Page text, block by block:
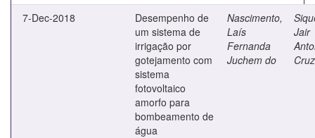
7-Dec-2018
Desempenho de
um sistema de
irrigação por
gotejamento com
sistema
fotovoltaico
amorfo para
bombeamento de
água
Nascimento,
Laís
Fernanda
Juchem do
Jair
Cruz